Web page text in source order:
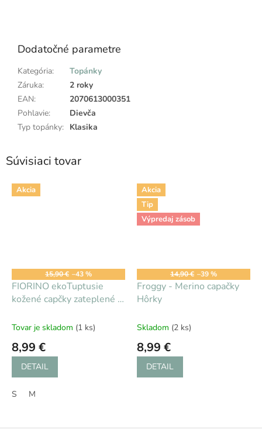
Dodatočné parametre
Kategória:
Topánky
Záruka:
2 roky
EAN:
2070613000351
Pohlavie:
Dievča
Typ topánky: Klasika
Súvisiaci tovar
Akcia
15,90 € –43 %
FIORINO ekoTuptusie
kožené capčky zateplené -
Tovar je skladom (1 ks)
8,99 €
DETAIL
S M
Akcia
Tip
Výpredaj zásob
14,90 € –39 %
Froggy - Merino capačky
Hôrky
Skladom (2 ks)
8,99 €
DETAIL
Z